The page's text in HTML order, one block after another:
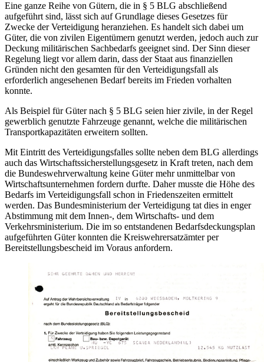
Eine ganze Reihe von Gütern, die in § 5 BLG abschließend
aufgeführt sind, lässt sich auf Grundlage dieses Gesetzes für
Zwecke der Verteidigung heranziehen. Es handelt sich dabei um
Güter, die von zivilen Eigentümern genutzt werden, jedoch auch zur
Deckung militärischen Sachbedarfs geeignet sind. Der Sinn dieser
Regelung liegt vor allem darin, dass der Staat aus finanziellen
Gründen nicht den gesamten für den Verteidigungsfall als
erforderlich angesehenen Bedarf bereits im Frieden vorhalten
konnte.
Als Beispiel für Güter nach § 5 BLG seien hier zivile, in der Regel
gewerblich genutzte Fahrzeuge genannt, welche die militärischen
Transportkapazitäten erweitern sollten.
Mit Eintritt des Verteidigungsfalles sollte neben dem BLG allerdings
auch das Wirtschaftssicherstellungsgesetz in Kraft treten, nach dem
die Bundeswehrverwaltung keine Güter mehr unmittelbar von
Wirtschaftsunternehmen fordern durfte. Daher musste die Höhe des
Bedarfs im Verteidigungsfall schon in Friedenszeiten ermittelt
werden. Das Bundesministerium der Verteidigung tat dies in enger
Abstimmung mit dem Innen-, dem Wirtschafts- und dem
Verkehrsministerium. Die im so entstandenen Bedarfsdeckungsplan
aufgeführten Güter konnten die Kreiswehrersatzämter per
Bereitstellungsbescheid im Voraus anfordern.